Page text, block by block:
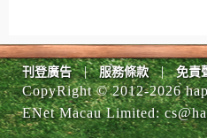
刊登廣告 | 服務條款 | 免責
CopyRight © 2012-2026
ENet Macau Limited: